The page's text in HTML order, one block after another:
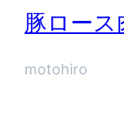
豚ロース
motohiro